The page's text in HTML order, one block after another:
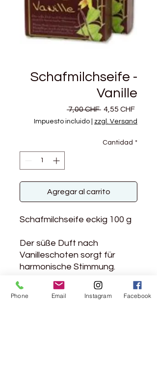
Schafmilchseife -
Vanille
7,00 CHF Precio
4,55 CHFPrecio
oferta
Impuesto incluido zzgl. Versand
Cantidad *
Agregar al carrito
Schafmilchseife eckig 100 g
Der süße Duft nach
Vanilleschoten sorgt für
harmonische Stimmung.
Phone Email Instagram Facebook